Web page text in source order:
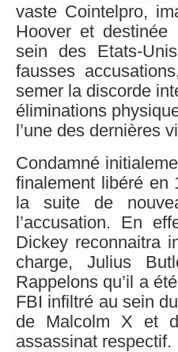
vaste Cointelpro,
Hoover et
sein des Etats-
fausses
semer la discorde
éliminations
l’une des dernières
Condamné
finalement libéré en
la suite de
l’accusation. En
Dickey reconnaitra
charge, Julius
Rappelons qu’il a
FBI infiltré au sein
de Malcolm X et
assassinat respectif.